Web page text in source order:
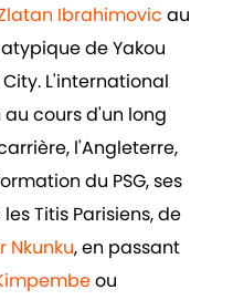
Ibrahimovic au
de Yakou
L'international
cours d'un long
l'Angleterre,
du PSG, ses
Titis Parisiens, de
Nkunku, en passant
ou